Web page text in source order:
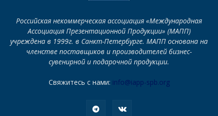
Российская некоммерческая ассоциация «Международная
Ассоциация Презентационной Продукции» (МАПП)
учреждена в 1999г. в Санкт-Петербурге. МАПП основана на
членстве поставщиков и производителей бизнес-
сувенирной и подарочной продукции.
Свяжитесь с нами: info@iapp-spb.org